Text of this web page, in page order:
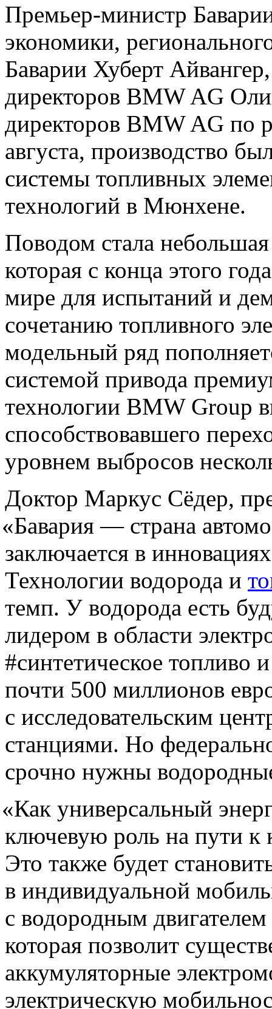
Премьер-министр
экономики,
Баварии Хуберт Айвангер,
директоров BMW AG
директоров BMW AG по
августа, производство
системы топливных
технологий в Мюнхене.
Поводом стала
которая с конца этого
мире для испытаний и
сочетанию топливного
модельный ряд
системой привода
технологии BMW Group
способствовавшего
уровнем выбросов
Доктор Маркус Сёдер,
«Бавария — страна
заключается в
Технологии водорода и
темп. У водорода есть
лидером в области
#синтетическое
почти 500 миллионов
с исследовательским
станциями. Но
срочно нужны
«Как универсальный
ключевую роль на пути к
Это также будет
в индивидуальной
с водородным
которая позволит
аккумуляторные
электрическую